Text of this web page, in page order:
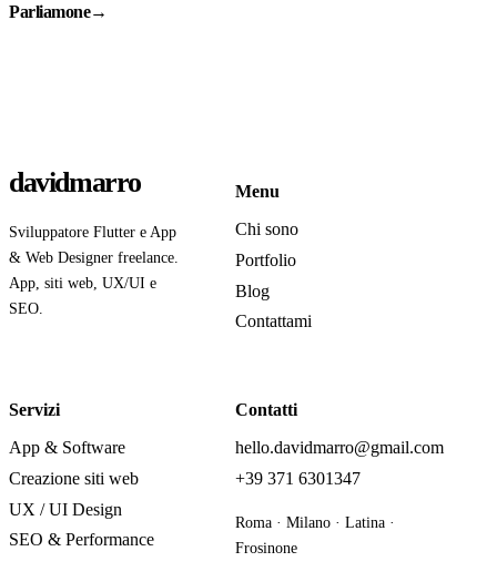
Parliamone→
davidmarro
Sviluppatore Flutter e App
& Web Designer freelance.
App, siti web, UX/UI e
SEO.
Menu
Chi sono
Portfolio
Blog
Contattami
Servizi
App & Software
Creazione siti web
UX / UI Design
SEO & Performance
Contatti
hello.davidmarro@gmail.com
+39 371 6301347
Roma · Milano · Latina ·
Frosinone